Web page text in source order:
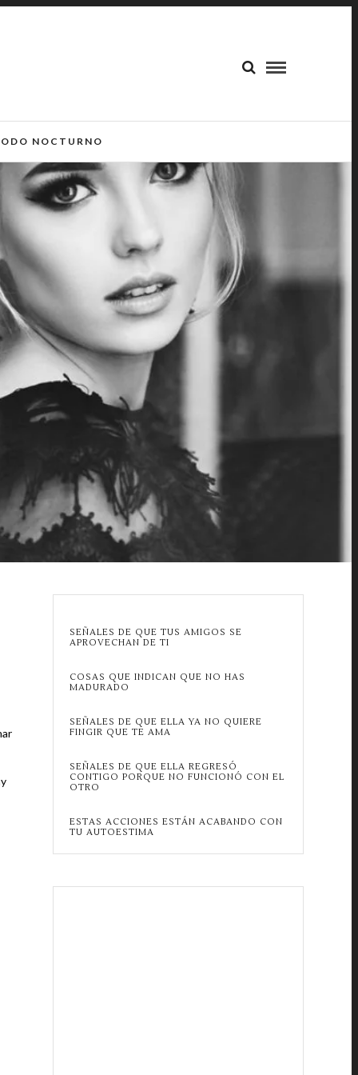
NOCTURNO
SEÑALES DE QUE TUS AMIGOS SE
APROVECHAN DE TI
COSAS QUE INDICAN QUE NO HAS
MADURADO
SEÑALES DE QUE ELLA YA NO QUIERE
FINGIR QUE TE AMA
SEÑALES DE QUE ELLA REGRESÓ
CONTIGO PORQUE NO FUNCIONÓ CON EL
OTRO
ESTAS ACCIONES ESTÁN ACABANDO CON
TU AUTOESTIMA